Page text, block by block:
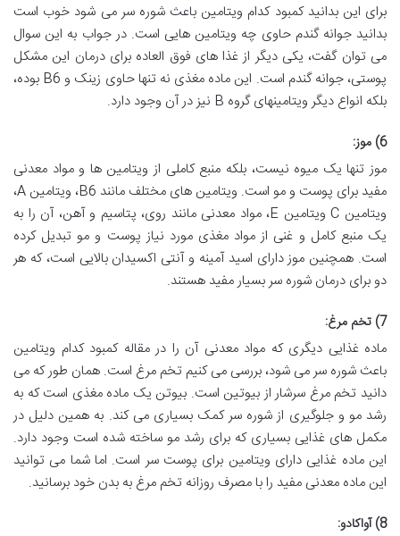
برای این بدانید کمبود کدام ویتامین باعث شوره سر می شود خوب است
بدانید جوانه گندم حاوی چه ویتامین هایی است. در جواب به این سوال
می توان گفت، یکی دیگر از غذا های فوق العاده برای درمان این مشکل
پوستی، جوانه گندم است. این ماده مغذی نه تنها حاوی زینک و B6 بوده،
بلکه انواع دیگر ویتامینهای گروه B نیز در آن وجود دارد.
6) موز:
موز تنها یک میوه نیست، بلکه منبع کاملی از ویتامین ها و مواد معدنی
مفید برای پوست و مو است. ویتامین های مختلف مانند B6، ویتامین A،
ویتامین C ویتامین E، مواد معدنی مانند روی، پتاسیم و آهن، آن را به
یک منبع کامل و غنی از مواد مغذی مورد نیاز پوست و مو تبدیل کرده
است. همچنین موز دارای اسید آمینه و آنتی اکسیدان بالایی است، که هر
دو برای درمان شوره سر بسیار مفید هستند.
7) تخم مرغ:
ماده غذایی دیگری که مواد معدنی آن را در مقاله کمبود کدام ویتامین
باعث شوره سر می شود، بررسی می کنیم تخم مرغ است. همان طور که می
دانید تخم مرغ سرشار از بیوتین است. بیوتن یک ماده مغذی است که به
رشد مو و جلوگیری از شوره سر کمک بسیاری می کند. به همین دلیل در
مکمل های غذایی بسیاری که برای رشد مو ساخته شده است وجود دارد.
این ماده غذایی دارای ویتامین برای پوست سر است. اما شما می توانید
این ماده معدنی مفید را با مصرف روزانه تخم مرغ به بدن خود برسانید.
8) آواکادو: